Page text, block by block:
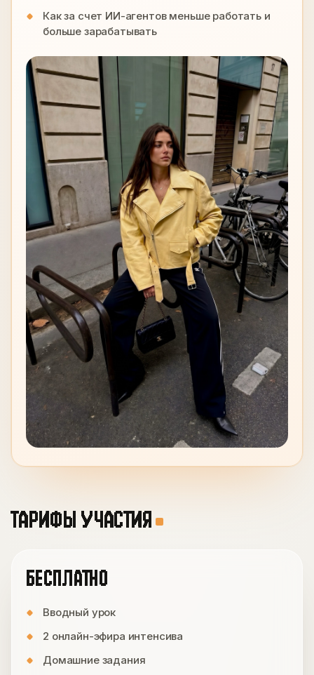
Как за счет ИИ-агентов меньше работать и
больше зарабатывать
ТАРИФЫ УЧАСТИЯ
БЕСПЛАТНО
Вводный урок
2 онлайн-эфира интенсива
Домашние задания